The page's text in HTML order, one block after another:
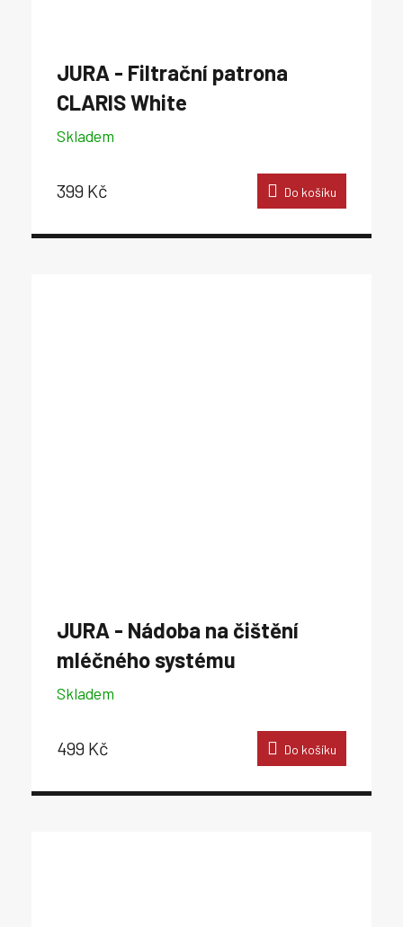
JURA - Filtrační patrona
CLARIS White
Skladem
399 Kč Do košíku
JURA - Nádoba na čištění
mléčného systému
Skladem
499 Kč Do košíku